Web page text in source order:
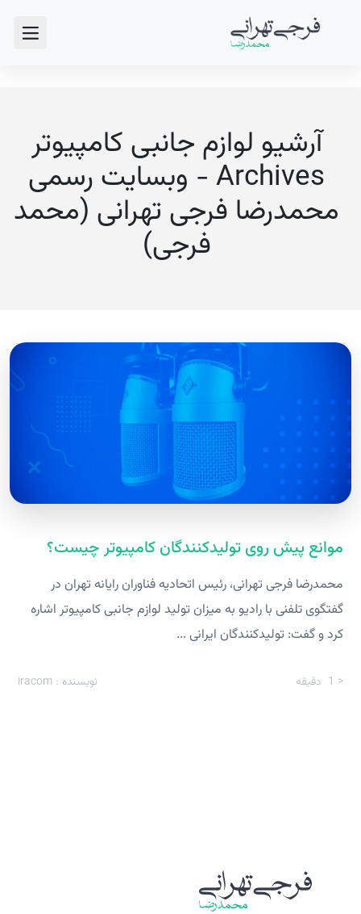
آرشیو لوازم جانبی کامپیوتر
Archives - وبسایت رسمی
محمدرضا فرجی تهرانی (محمد
فرجی)
موانع پیش روی تولیدکنندگان کامپیوتر چیست؟
محمدرضا فرجی تهرانی، رئیس اتحادیه فناوران رایانه تهران در
گفتگوی تلفنی با رادیو به میزان تولید لوازم جانبی کامپیوتر اشاره
کرد و گفت: تولیدکنندگان ایرانی ...
< 1 دقیقه نویسنده : iracom